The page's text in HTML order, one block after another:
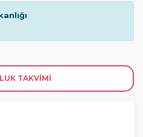
TAKVIMI